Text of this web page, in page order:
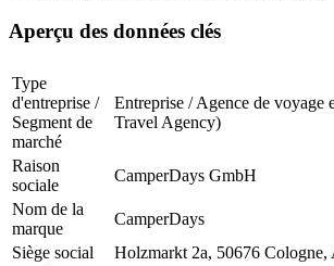
Aperçu des données clés
Type
d'entreprise /
Segment de
marché
Entreprise / Agence de voyage
Travel Agency)
Raison
sociale
CamperDays GmbH
Nom de la
marque
CamperDays
Siège social
Holzmarkt 2a, 50676 Cologne,